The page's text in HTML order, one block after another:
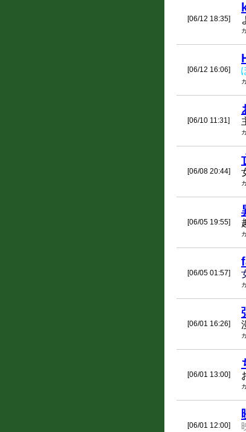
[06/12 18:35]
[06/12 16:06]
[06/10 11:31]
[06/08 20:44]
[06/05 19:55]
[06/05 01:57]
[06/01 16:26]
[06/01 13:00]
[06/01 12:00]